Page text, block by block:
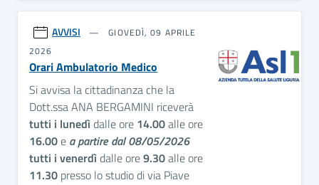
AVVISI
GIOVEDÌ, 09 APRILE
2026
Orari Ambulatorio Medico
Si avvisa la cittadinanza che la
Dott.ssa ANA BERGAMINI riceverà
tutti i lunedìdalle ore 14.00alle ore
16.00e a partire dal 08/05/2026
tutti i venerdìdalle ore9.30alle ore
11.30 presso lo studio di via Piave